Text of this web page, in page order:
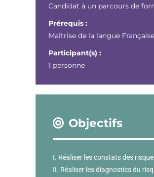
Candidat à un parcours de
Prérequis :
Maîtrise de la langue Française
Participant(s) :
1 personne
Objectifs
I. Réaliser les constats des
II. Réaliser les diagnostics du